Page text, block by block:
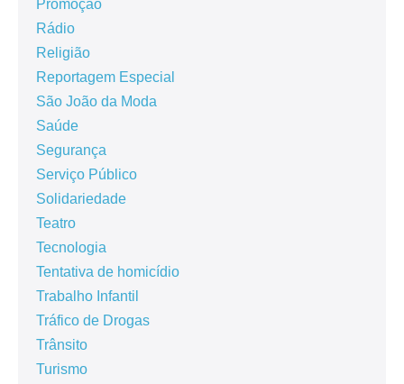
Promoção
Rádio
Religião
Reportagem Especial
São João da Moda
Saúde
Segurança
Serviço Público
Solidariedade
Teatro
Tecnologia
Tentativa de homicídio
Trabalho Infantil
Tráfico de Drogas
Trânsito
Turismo